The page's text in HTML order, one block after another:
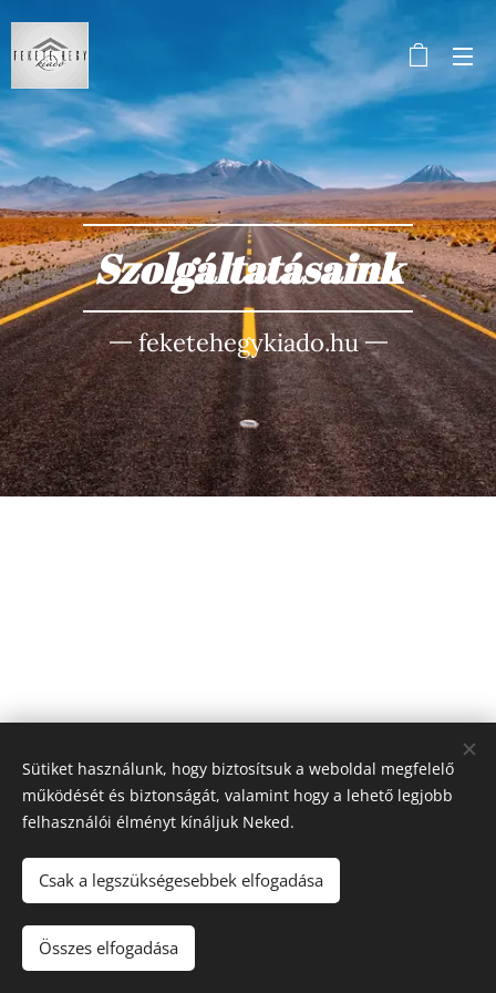
Szolgáltatásaink
feketehegykiado.hu
Fekete Hegy Kiadó
Webdesign: Dévényi Ildikó
Sütiket használunk, hogy biztosítsuk a weboldal megfelelő
működését és biztonságát, valamint hogy a lehető legjobb
felhasználói élményt kínáljuk Neked.
Csak a legszükségesebbek elfogadása
Összes elfogadása